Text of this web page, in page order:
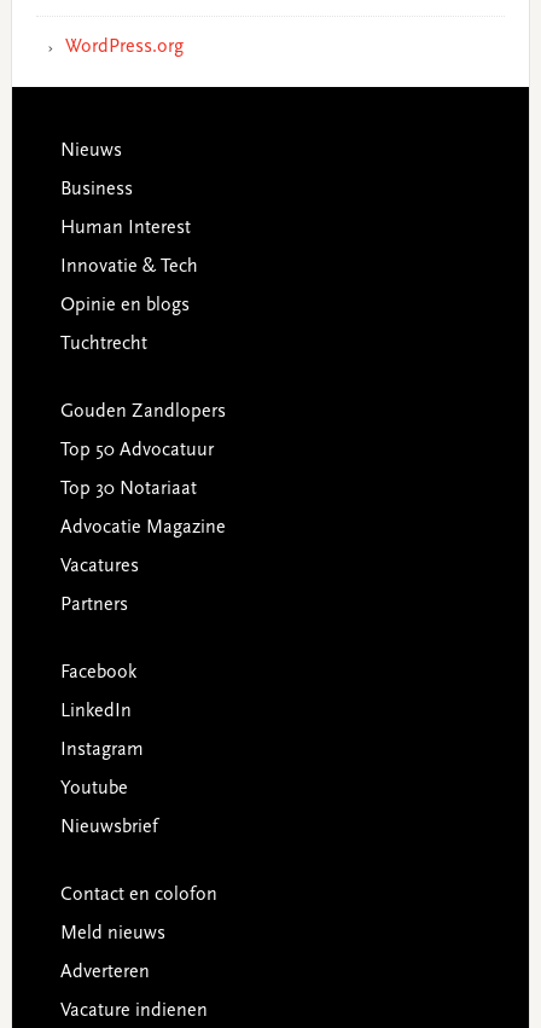
WordPress.org
Footer
Nieuws
Business
Human Interest
Innovatie & Tech
Opinie en blogs
Tuchtrecht
Gouden Zandlopers
Top 50 Advocatuur
Top 30 Notariaat
Advocatie Magazine
Vacatures
Partners
Facebook
LinkedIn
Instagram
Youtube
Nieuwsbrief
Contact en colofon
Meld nieuws
Adverteren
Vacature indienen